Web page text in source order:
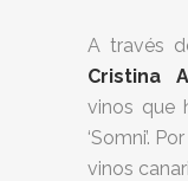
A través
Cristina
vinos que
‘Somni’.
vinos